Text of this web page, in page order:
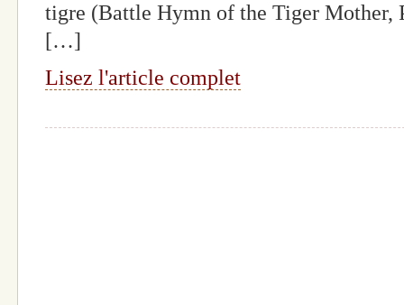
tigre (Battle Hymn of the Tiger Mother,
[…]
Lisez l'article complet